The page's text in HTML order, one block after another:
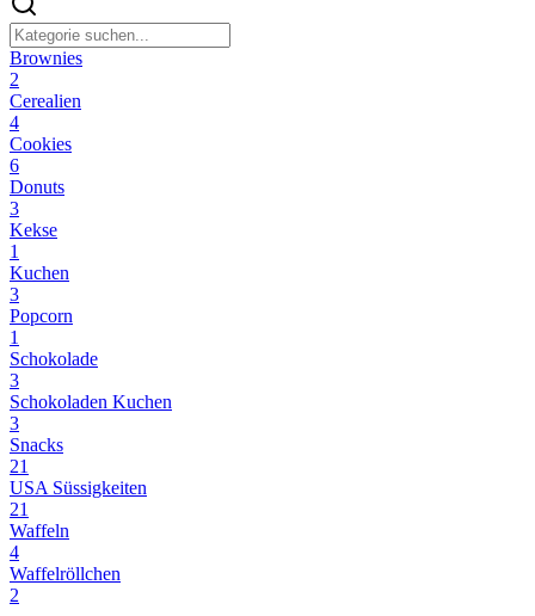
Brownies
2
Cerealien
4
Cookies
6
Donuts
3
Kekse
1
Kuchen
3
Popcorn
1
Schokolade
3
Schokoladen Kuchen
3
Snacks
21
USA Süssigkeiten
21
Waffeln
4
Waffelröllchen
2